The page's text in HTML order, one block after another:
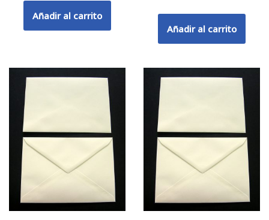
Añadir al carrito
Añadir al carrito